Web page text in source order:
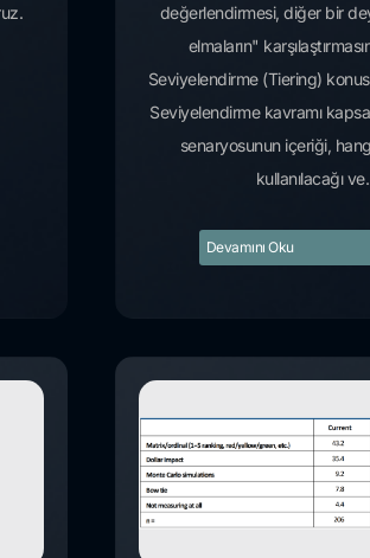
değerlendirmesi, diğer bir
elmaların"
Seviyelendirme (Tiering)
Seviyelendirme kavramı
senaryosunun içeriği,
kullanılacağı
Devamını Oku